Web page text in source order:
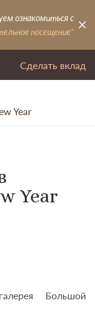
ознакомиться с
посещение"
Сделать вклад
Year
Year
Большой